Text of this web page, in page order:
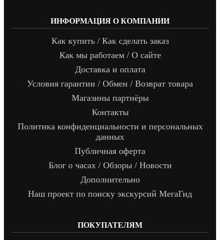
ИНФОРМАЦИЯ О КОМПАНИИ
Как купить / Как сделать заказ
Как мы работаем / О сайте
Доставка и оплата
Условия гарантии / Обмен / Возврат товара
Магазины партнёры
Контакты
Политика конфиденциальности и персональных
данных
Публичная оферта
Блог о часах / Обзоры / Новости
Дополнительно
Наш проект по поиску экскурсий МегаГид
ПОКУПАТЕЛЯМ